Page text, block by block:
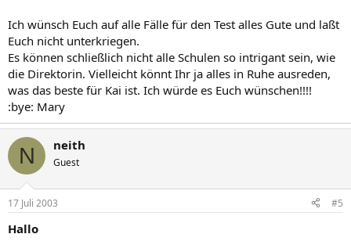
Ich wünsch Euch auf alle Fälle für den Test alles Gute und laßt
Euch nicht unterkriegen.
Es können schließlich nicht alle Schulen so intrigant sein, wie
die Direktorin. Vielleicht könnt Ihr ja alles in Ruhe ausreden,
was das beste für Kai ist. Ich würde es Euch wünschen!!!!
:bye: Mary
N neith
Guest
17 Juli 2003 #5
Hallo